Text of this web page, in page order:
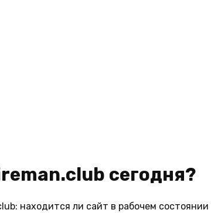
сегодня?
находится ли сайт в рабочем